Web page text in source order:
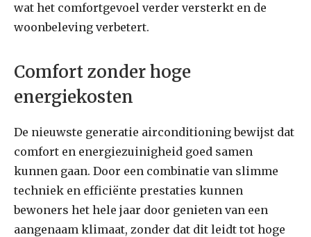
wat het comfortgevoel verder versterkt en de
woonbeleving verbetert.
Comfort zonder hoge
energiekosten
De nieuwste generatie airconditioning bewijst dat
comfort en energiezuinigheid goed samen
kunnen gaan. Door een combinatie van slimme
techniek en efficiënte prestaties kunnen
bewoners het hele jaar door genieten van een
aangenaam klimaat, zonder dat dit leidt tot hoge